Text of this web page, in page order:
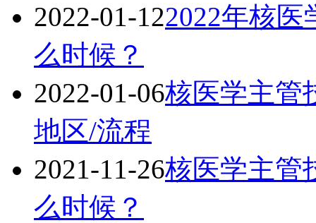
2022-01-122022年核
么时候？
2022-01-06核医学主管
地区/流程
2021-11-26核医学主管
么时候？